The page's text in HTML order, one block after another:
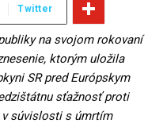
Twitter
na svojom rokovaní
ktorým uložila
SR pred Európskym
sťažnosť proti
súvislosti s úmrtím